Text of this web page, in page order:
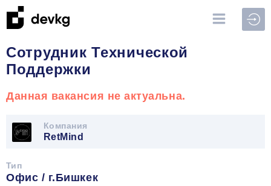
Сотрудник Технической
Поддержки
Данная вакансия не актуальна.
Компания
RetMind
Тип
Офис / г.Бишкек